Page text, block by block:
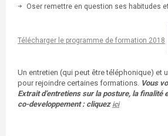
Oser remettre en question ses habitudes
Télécharger le programme de formation 2018
Un entretien (qui peut être téléphonique) et
pour rejoindre certaines formations. Vous
Extrait d’entretiens sur la posture, la finalité
co-developpement : cliquez ici